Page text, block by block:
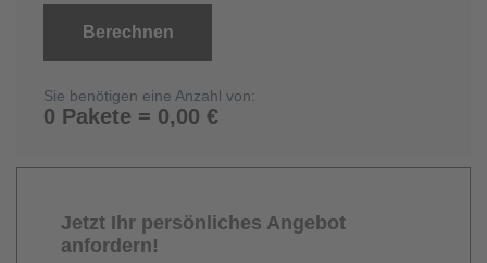
Berechnen
Sie benötigen eine Anzahl von:
0 Pakete = 0,00 €
Jetzt Ihr persönliches Angebot
anfordern!